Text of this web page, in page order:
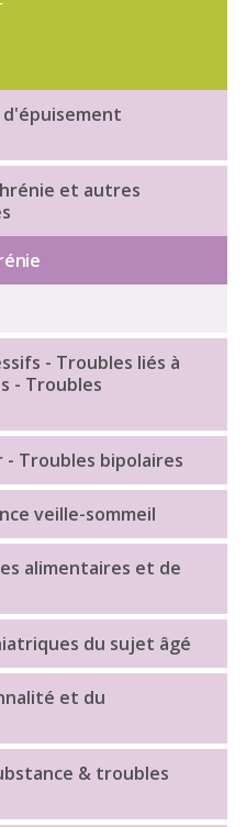
et autres
- Troubles liés à
- Troubles
(ESPT)
(TOC)
Troubles bipolaires
veille-sommeil
apnée du sommeil
alimentaires et de
(bulimia nervosa)
du sujet âgé
et du
& troubles